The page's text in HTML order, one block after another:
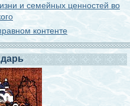
и семейных ценностей во
контенте